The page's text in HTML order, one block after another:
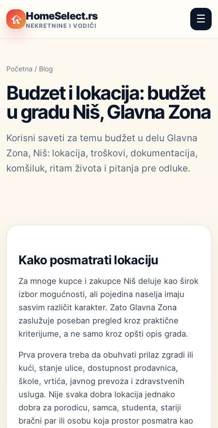
HomeSelect.rs
NEKRETNINE I VODIČI
☰
Početna / Blog
Budzet i lokacija: budžet
u gradu Niš, Glavna Zona
Korisni saveti za temu budžet u delu Glavna
Zona, Niš: lokacija, troškovi, dokumentacija,
komšiluk, ritam života i pitanja pre odluke.
Kako posmatrati lokaciju
Za mnoge kupce i zakupce Niš deluje kao širok
izbor mogućnosti, ali pojedina naselja imaju
sasvim različit karakter. Zato Glavna Zona
zaslužuje poseban pregled kroz praktične
kriterijume, a ne samo kroz opšti opis grada.
Prva provera treba da obuhvati prilaz zgradi ili
kući, stanje ulice, dostupnost prodavnica,
škole, vrtića, javnog prevoza i zdravstvenih
usluga. Nije svaka dobra lokacija jednako
dobra za porodicu, samca, studenta, stariji
bračni par ili osobu koja prostor posmatra kao